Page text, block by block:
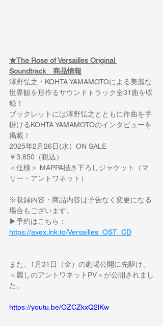
★The Rose of Versailles Original
Soundtrack　商品情報
澤野弘之・KOHTA YAMAMOTOによる美麗な
世界観を形作るサウンドトラック全31曲を収
録！
ブックレットには澤野弘之とともに作曲を手
掛けるKOHTA YAMAMOTOのインタビューを
掲載！
2025年2月26日(水）ON SALE
￥3,850（税込）
＜仕様＞ MAPPA描き下ろしジャケット（マ
リー・アントワネット）
※収録内容・商品内容は予告なく変更になる
場合もございます。
▶予約はこちら：
https://avex.lnk.to/Versailles_OST_CD
また、1月31日（金）の劇場公開に先駆け、
＜麗しのアントワネットPV＞が公開されまし
た。
https://youtu.be/OZCZkxQ2lKw